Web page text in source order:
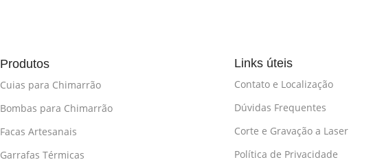
Produtos
Cuias para Chimarrão
Bombas para Chimarrão
Facas Artesanais
Garrafas Térmicas
Links úteis
Contato e Localização
Dúvidas Frequentes
Corte e Gravação a Laser
Política de Privacidade